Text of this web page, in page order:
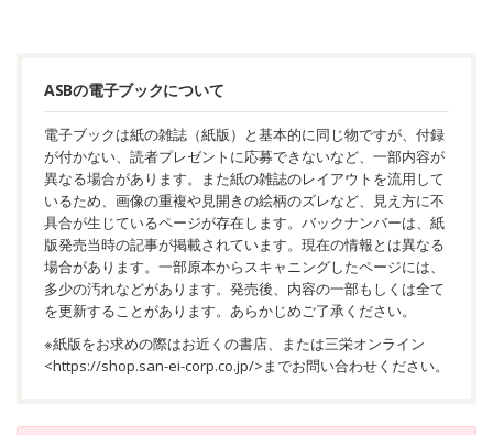
ASBの電子ブックについて
電子ブックは紙の雑誌（紙版）と基本的に同じ物ですが、付録
が付かない、読者プレゼントに応募できないなど、一部内容が
異なる場合があります。また紙の雑誌のレイアウトを流用して
いるため、画像の重複や見開きの絵柄のズレなど、見え方に不
具合が生じているページが存在します。バックナンバーは、紙
版発売当時の記事が掲載されています。現在の情報とは異なる
場合があります。一部原本からスキャニングしたページには、
多少の汚れなどがあります。発売後、内容の一部もしくは全て
を更新することがあります。あらかじめご了承ください。
※紙版をお求めの際はお近くの書店、または三栄オンライン
<https://shop.san-ei-corp.co.jp/>までお問い合わせください。